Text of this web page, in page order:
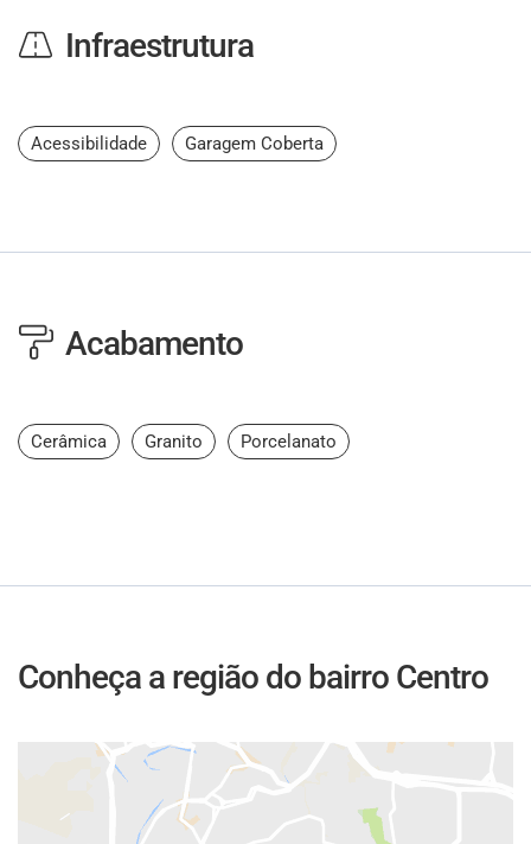
Infraestrutura
Acessibilidade Garagem Coberta
Acabamento
Cerâmica Granito Porcelanato
Conheça a região do bairro Centro